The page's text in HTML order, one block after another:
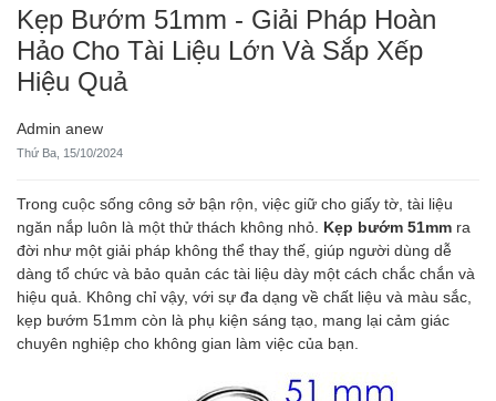
Kẹp Bướm 51mm - Giải Pháp Hoàn
Hảo Cho Tài Liệu Lớn Và Sắp Xếp
Hiệu Quả
Admin anew
Thứ Ba, 15/10/2024
Trong cuộc sống công sở bận rộn, việc giữ cho giấy tờ, tài liệu
ngăn nắp luôn là một thử thách không nhỏ. Kẹp bướm 51mm ra
đời như một giải pháp không thể thay thế, giúp người dùng dễ
dàng tổ chức và bảo quản các tài liệu dày một cách chắc chắn và
hiệu quả. Không chỉ vậy, với sự đa dạng về chất liệu và màu sắc,
kẹp bướm 51mm còn là phụ kiện sáng tạo, mang lại cảm giác
chuyên nghiệp cho không gian làm việc của bạn.